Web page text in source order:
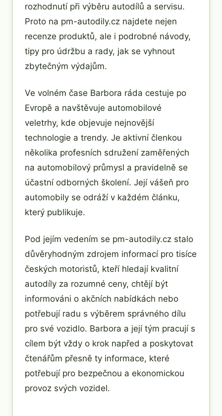
rozhodnutí při výběru autodílů a servisu.
Proto na pm-autodily.cz najdete nejen
recenze produktů, ale i podrobné návody,
tipy pro údržbu a rady, jak se vyhnout
zbytečným výdajům.
Ve volném čase Barbora ráda cestuje po
Evropě a navštěvuje automobilové
veletrhy, kde objevuje nejnovější
technologie a trendy. Je aktivní členkou
několika profesních sdružení zaměřených
na automobilový průmysl a pravidelně se
účastní odborných školení. Její vášeň pro
automobily se odráží v každém článku,
který publikuje.
Pod jejím vedením se pm-autodily.cz stalo
důvěryhodným zdrojem informací pro tisíce
českých motoristů, kteří hledají kvalitní
autodíly za rozumné ceny, chtějí být
informováni o akčních nabídkách nebo
potřebují radu s výběrem správného dílu
pro své vozidlo. Barbora a její tým pracují s
cílem být vždy o krok napřed a poskytovat
čtenářům přesně ty informace, které
potřebují pro bezpečnou a ekonomickou
provoz svých vozidel.